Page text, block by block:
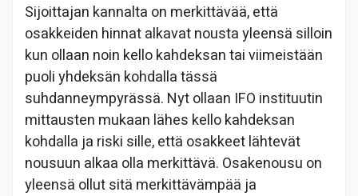
Sijoittajan kannalta on merkittävää, että
osakkeiden hinnat alkavat nousta yleensä silloin
kun ollaan noin kello kahdeksan tai viimeistään
puoli yhdeksän kohdalla tässä
suhdanneympyrässä. Nyt ollaan IFO instituutin
mittausten mukaan lähes kello kahdeksan
kohdalla ja riski sille, että osakkeet lähtevät
nousuun alkaa olla merkittävä. Osakenousu on
yleensä ollut sitä merkittävämpää ja